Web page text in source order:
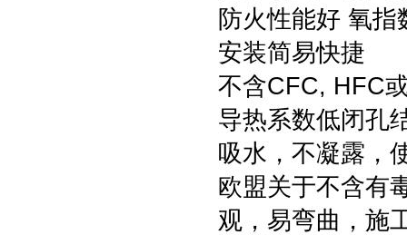
防火性能好 氧指
安装简易快捷
不含CFC, HFC
导热系数低闭孔
吸水，不凝露，
欧盟关于不含有
观，易弯曲，施